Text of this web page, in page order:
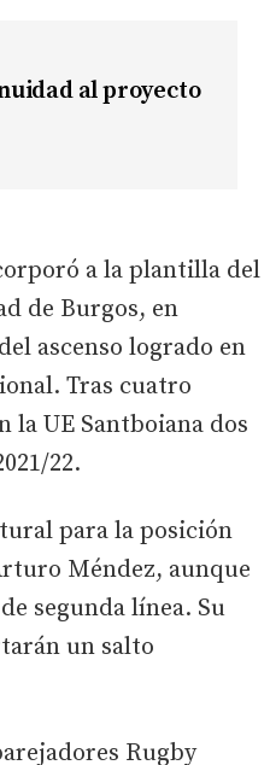
al proyecto
a la plantilla del
de Burgos, en
ascenso logrado en
Tras cuatro
la UE Santboiana dos
22.
para la posición
Méndez, aunque
segunda línea. Su
un salto
Rugby